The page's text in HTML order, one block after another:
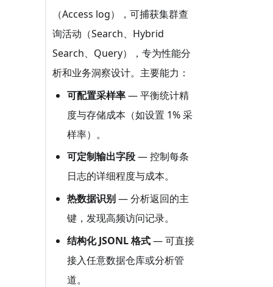
（Access log），可捕获集群查
询活动（Search、Hybrid
Search、Query），专为性能分
析和业务洞察设计。主要能力：
可配置采样率— 平衡统计精
度与存储成本（如设置 1% 采
样率）。
可定制输出字段— 控制每条
日志的详细程度与成本。
热数据识别— 分析返回的主
键，发现高频访问记录。
结构化 JSONL 格式— 可直接
接入任意数据仓库或分析管
道。